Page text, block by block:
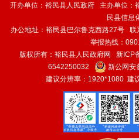
开办单位：裕民县人民政府 主办单位：
民县信息
办公地址：裕民县巴尔鲁克西路27号
举报热线：
版权所有：裕民县人民政府网 新ICP
6542250032
新公网安
建议分辨率：1920*1080 建